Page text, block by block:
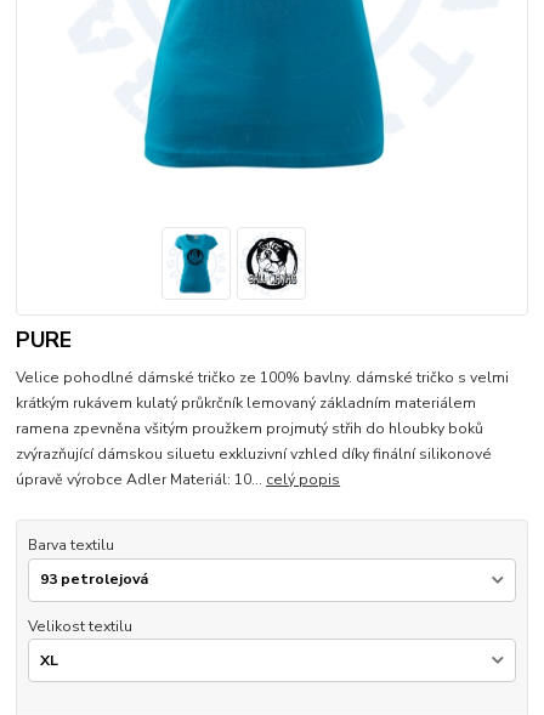
PURE
Velice pohodlné dámské tričko ze 100% bavlny. dámské tričko s velmi
krátkým rukávem kulatý průkrčník lemovaný základním materiálem
ramena zpevněna všitým proužkem projmutý střih do hloubky boků
zvýrazňující dámskou siluetu exkluzivní vzhled díky finální silikonové
úpravě výrobce Adler Materiál: 10... celý popis
Barva textilu
Velikost textilu